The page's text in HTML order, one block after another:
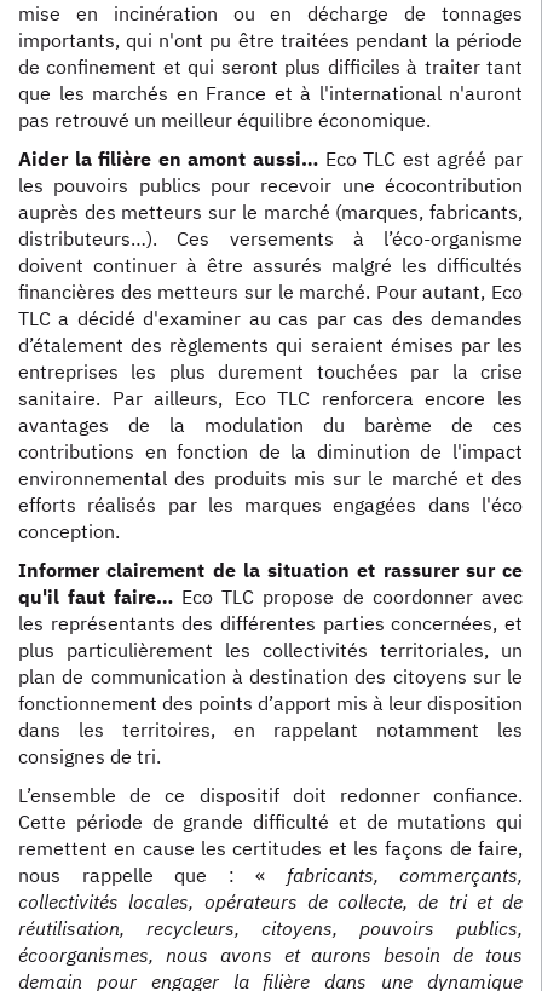
mise en incinération ou en décharge de tonnages
importants, qui n'ont pu être traitées pendant la période
de confinement et qui seront plus difficiles à traiter tant
que les marchés en France et à l'international n'auront
pas retrouvé un meilleur équilibre économique.
Aider la filière en amont aussi… Eco TLC est agréé par
les pouvoirs publics pour recevoir une écocontribution
auprès des metteurs sur le marché (marques, fabricants,
distributeurs…). Ces versements à l’éco-organisme
doivent continuer à être assurés malgré les difficultés
financières des metteurs sur le marché. Pour autant, Eco
TLC a décidé d'examiner au cas par cas des demandes
d’étalement des règlements qui seraient émises par les
entreprises les plus durement touchées par la crise
sanitaire. Par ailleurs, Eco TLC renforcera encore les
avantages de la modulation du barème de ces
contributions en fonction de la diminution de l'impact
environnemental des produits mis sur le marché et des
efforts réalisés par les marques engagées dans l'éco
conception.
Informer clairement de la situation et rassurer sur ce
qu'il faut faire… Eco TLC propose de coordonner avec
les représentants des différentes parties concernées, et
plus particulièrement les collectivités territoriales, un
plan de communication à destination des citoyens sur le
fonctionnement des points d’apport mis à leur disposition
dans les territoires, en rappelant notamment les
consignes de tri.
L’ensemble de ce dispositif doit redonner confiance.
Cette période de grande difficulté et de mutations qui
remettent en cause les certitudes et les façons de faire,
nous rappelle que : « fabricants, commerçants,
collectivités locales, opérateurs de collecte, de tri et de
réutilisation, recycleurs, citoyens, pouvoirs publics,
écoorganismes, nous avons et aurons besoin de tous
demain pour engager la filière dans une dynamique